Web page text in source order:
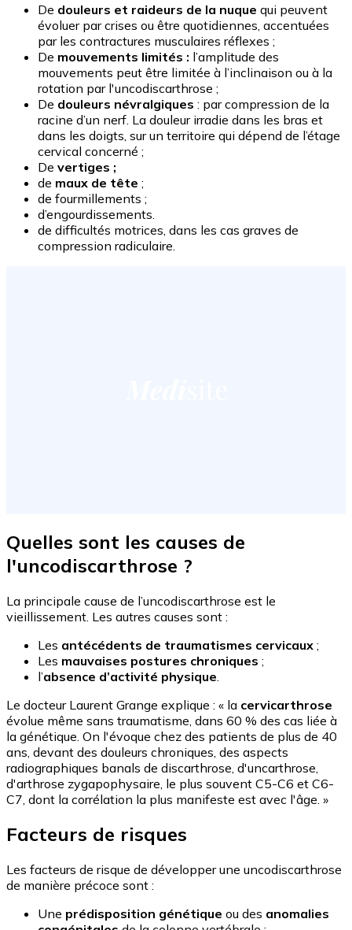
De douleurs et raideurs de la nuque qui peuvent
évoluer par crises ou être quotidiennes, accentuées
par les contractures musculaires réflexes ;
De mouvements limités : l’amplitude des
mouvements peut être limitée à l’inclinaison ou à la
rotation par l'uncodiscarthrose ;
De douleurs névralgiques : par compression de la
racine d’un nerf. La douleur irradie dans les bras et
dans les doigts, sur un territoire qui dépend de l’étage
cervical concerné ;
De vertiges ;
de maux de tête ;
de fourmillements ;
d’engourdissements.
de difficultés motrices, dans les cas graves de
compression radiculaire.
Quelles sont les causes de
l'uncodiscarthrose ?
La principale cause de l’uncodiscarthrose est le
vieillissement. Les autres causes sont :
Les antécédents de traumatismes cervicaux ;
Les mauvaises postures chroniques ;
l’absence d’activité physique
Le docteur Laurent Grange explique : « la cervicarthrose
évolue même sans traumatisme, dans 60 % des cas liée à
la génétique. On l'évoque chez des patients de plus de 40
ans, devant des douleurs chroniques, des aspects
radiographiques banals de discarthrose, d'uncarthrose,
d'arthrose zygapophysaire, le plus souvent C5-C6 et C6-
C7, dont la corrélation la plus manifeste est avec l'âge. »
Facteurs de risques
Les facteurs de risque de développer une uncodiscarthrose
de manière précoce sont :
Une prédisposition génétique ou des anomalies